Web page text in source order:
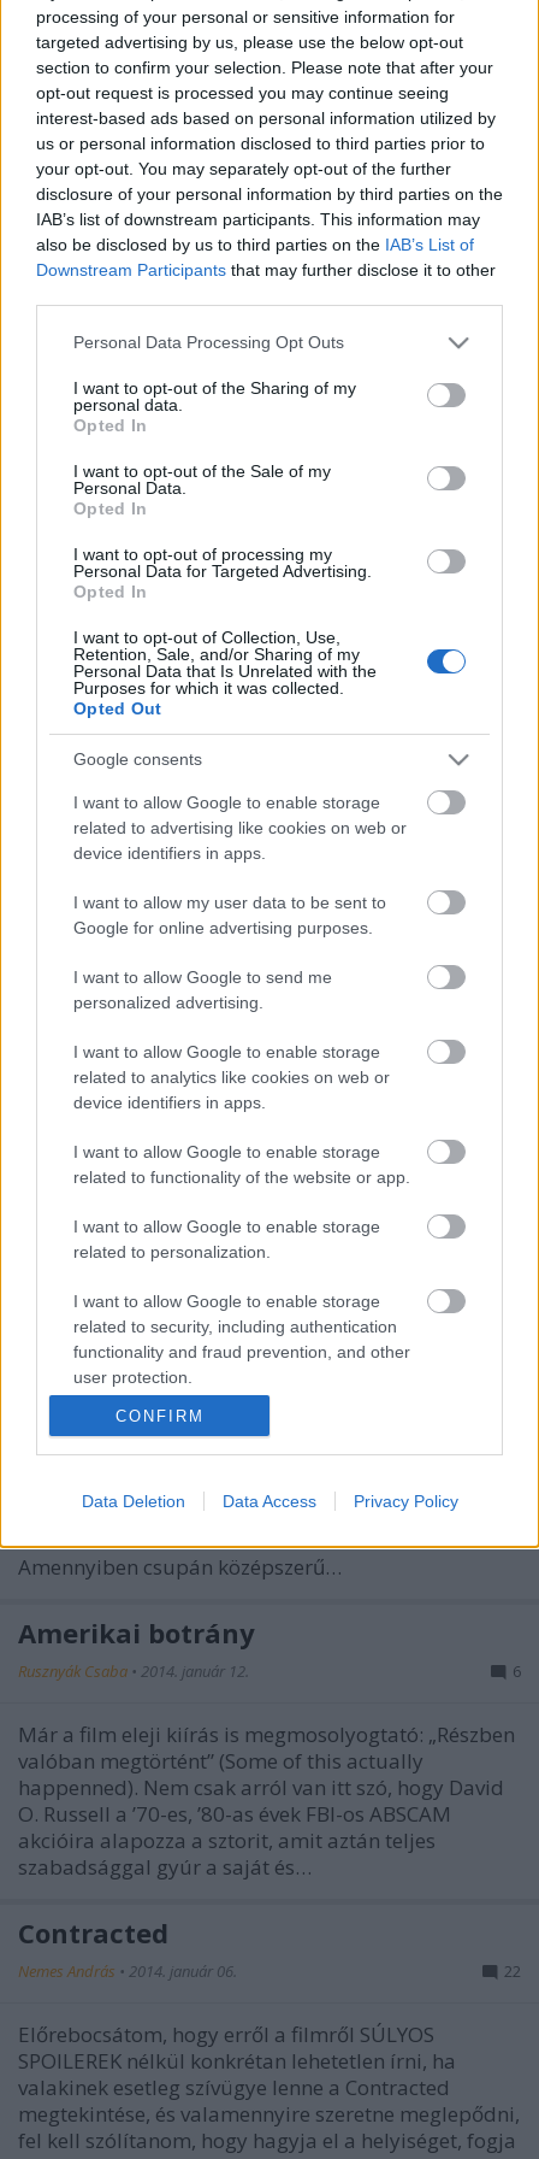
processing of your personal or sensitive information for
targeted advertising by us, please use the below opt-out
section to confirm your selection. Please note that after your
opt-out request is processed you may continue seeing
interest-based ads based on personal information utilized by
us or personal information disclosed to third parties prior to
your opt-out. You may separately opt-out of the further
disclosure of your personal information by third parties on the
IAB’s list of downstream participants. This information may
also be disclosed by us to third parties on the IAB’s List of
Downstream Participants that may further disclose it to other
Please note that this website/app uses one or more Google
not limited to your visit or usage behaviour. You may click to
grant or deny consent to Google and its third-party tags to
use your data for below specified purposes in below Google
consent section.
Personal Data Processing Opt Outs
I want to opt-out of the Sharing of my
personal data.
Opted In
I want to opt-out of the Sale of my
Personal Data.
Opted In
I want to opt-out of processing my
Personal Data for Targeted Advertising.
Opted In
I want to opt-out of Collection, Use,
Retention, Sale, and/or Sharing of my
Personal Data that Is Unrelated with the
Purposes for which it was collected.
Opted Out
Google consents
I want to allow Google to enable storage
related to advertising like cookies on web or
device identifiers in apps.
I want to allow my user data to be sent to
Google for online advertising purposes.
I want to allow Google to send me
personalized advertising.
I want to allow Google to enable storage
related to analytics like cookies on web or
device identifiers in apps.
I want to allow Google to enable storage
related to functionality of the website or app.
I want to allow Google to enable storage
related to personalization.
I want to allow Google to enable storage
related to security, including authentication
functionality and fraud prevention, and other
user protection.
CONFIRM
Data Deletion Data Access Privacy Policy
fertőzött szavakat használok. Igyekszem nem
hangosan gondolkodni. Mikor olvassátok, ti is csak
magatokban tegyétek. Biztos, ami biztos. Ha…
Big Bad Wolves
Rusznyák Csaba•2014. január 24.
A nagypapa mosolyogva dől hátra a székében,
miután egy forrasztólámpával feketére sütötte
megkötözött, ordító áldozata mellkasát, és
nosztalgikus hangon kiönti a szívét: hiányzott neki ez
a rostonsültes illat. Ó, semmi különös, csak az
Vérturisták
Nemes András •2014. január 23.
dolgok. Valami olyasmi, amire nem értjük, mivel
szolgáltunk rá. A buszon megtapossák vadiúj
vissza, rugdossák a székünket mozizás közben, a
kiszemelt csajt az orrunk előtt…
The Devil Rides Out
Elmeboy•2014. január 22.
Mit tehet az egyszeri brit arisztokrata, ha elég pár
röpke hónapra magára hagynia fogadott fiát, és az
obszervatóriumát, stikában szemmel láthatólag
áldozatnak szánt tyúkokat tart, gyanús vendégeket
fogad, szám szerint tizenkettőt,…
Nemes András• 2014. január 21.
Cinikus, Hollywood szakadatlan klisédömpingjétől
megcsömörlött, a kiégés, a közöny rémétől rettegő
filmrajongóként általában örömmel fogadom, ha
egy mű képes totálisan félrevezetni, megcáfolja
előítéleteimet, szembemegy elvárásaimmal. Mivel
ezt általában öntudatos…
You're Next
Nemes András•2014. január 15.
Ha rendezőként történetesen zseninek születtünk,
egyszerű a képlet: csak csináljuk, amit természetünk
szerint helyesnek érzünk, a végeredmény nagy
valószínűséggel egyedi és megismételhetetlen,
semmi máshoz nem hasonlítható műremek lesz.
Amennyiben csupán középszerű…
Amerikai botrány
Rusznyák Csaba • 2014. január 12. 6
Már a film eleji kiírás is megmosolyogtató: „Részben
valóban megtörtént” (Some of this actually
happenned). Nem csak arról van itt szó, hogy David
O. Russell a ’70-es, ’80-as évek FBI-os ABSCAM
akcióira alapozza a sztorit, amit aztán teljes
szabadsággal gyúr a saját és…
Contracted
Nemes András • 2014. január 06. 22
Előrebocsátom, hogy erről a filmről SÚLYOS
SPOILEREK nélkül konkrétan lehetetlen írni, ha
valakinek esetleg szívügye lenne a Contracted
megtekintése, és valamennyire szeretne meglepődni,
fel kell szólítanom, hogy hagyja el a helyiséget, fogja